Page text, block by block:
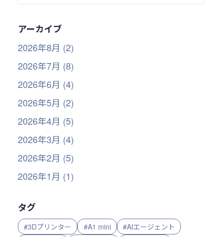
アーカイブ
2026年8月 (2)
2026年7月 (8)
2026年6月 (4)
2026年5月 (2)
2026年4月 (5)
2026年3月 (4)
2026年2月 (5)
2026年1月 (1)
タグ
#3Dプリンター #A1 mini
#AIエージェント